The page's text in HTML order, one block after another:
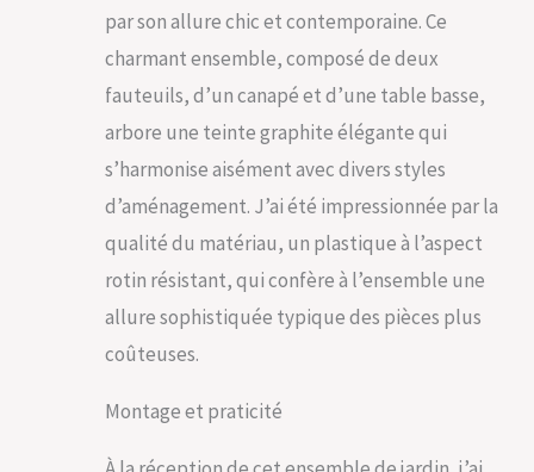
par son allure chic et contemporaine. Ce
charmant ensemble, composé de deux
fauteuils, d’un canapé et d’une table basse,
arbore une teinte graphite élégante qui
s’harmonise aisément avec divers styles
d’aménagement. J’ai été impressionnée par la
qualité du matériau, un plastique à l’aspect
rotin résistant, qui confère à l’ensemble une
allure sophistiquée typique des pièces plus
coûteuses.
Montage et praticité